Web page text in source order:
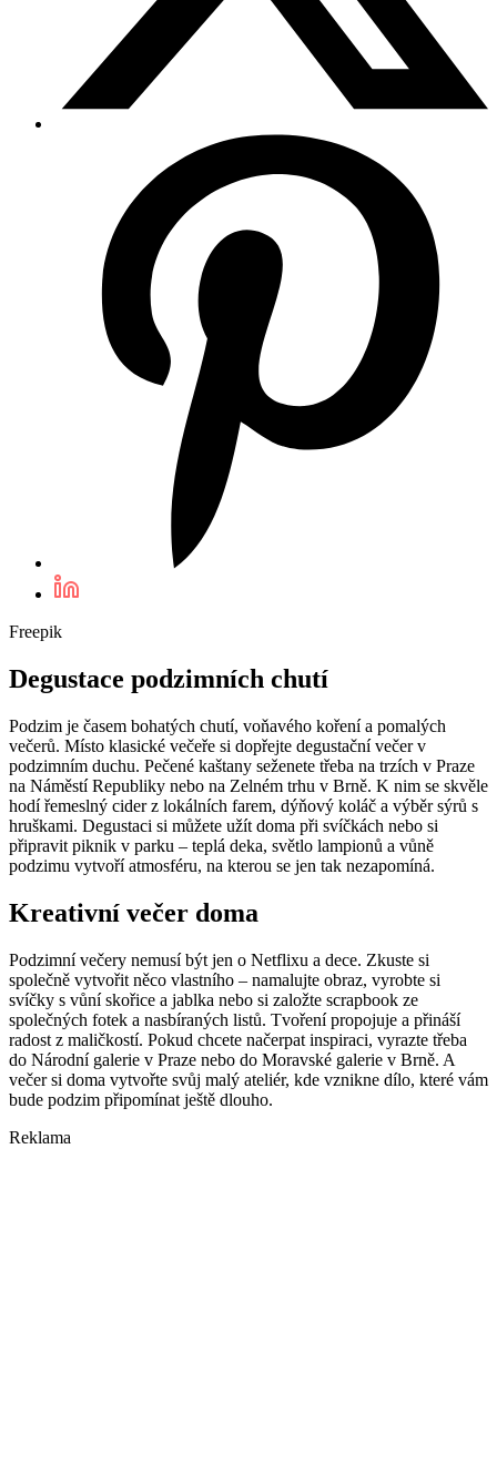
Freepik
Degustace podzimních chutí
Podzim je časem bohatých chutí, voňavého koření a pomalých
večerů. Místo klasické večeře si dopřejte degustační večer v
podzimním duchu. Pečené kaštany seženete třeba na trzích v Praze
na Náměstí Republiky nebo na Zelném trhu v Brně. K nim se skvěle
hodí řemeslný cider z lokálních farem, dýňový koláč a výběr sýrů s
hruškami. Degustaci si můžete užít doma při svíčkách nebo si
připravit piknik v parku – teplá deka, světlo lampionů a vůně
podzimu vytvoří atmosféru, na kterou se jen tak nezapomíná.
Kreativní večer doma
Podzimní večery nemusí být jen o Netflixu a dece. Zkuste si
společně vytvořit něco vlastního – namalujte obraz, vyrobte si
svíčky s vůní skořice a jablka nebo si založte scrapbook ze
společných fotek a nasbíraných listů. Tvoření propojuje a přináší
radost z maličkostí. Pokud chcete načerpat inspiraci, vyrazte třeba
do Národní galerie v Praze nebo do Moravské galerie v Brně. A
večer si doma vytvořte svůj malý ateliér, kde vznikne dílo, které vám
bude podzim připomínat ještě dlouho.
Reklama